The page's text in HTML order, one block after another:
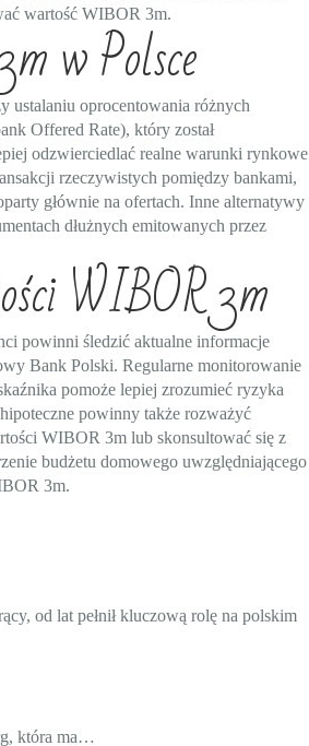
wartość WIBOR 3m.
w Polsce
ustalaniu oprocentowania różnych
Offered Rate), który został
odzwierciedlać realne warunki rynkowe
rzeczywistych pomiędzy bankami,
głównie na ofertach. Inne alternatywy
dłużnych emitowanych przez
WIBOR 3m
powinni śledzić aktualne informacje
Bank Polski. Regularne monitorowanie
pomoże lepiej zrozumieć ryzyka
powinny także rozważyć
WIBOR 3m lub skonsultować się z
budżetu domowego uwzględniającego
3m.
od lat pełnił kluczową rolę na polskim
która ma…